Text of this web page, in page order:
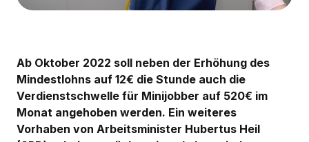
Ab Oktober 2022 soll neben der Erhöhung des
Mindestlohns auf 12€ die Stunde auch die
Verdienstschwelle für Minijobber auf 520€ im
Monat angehoben werden. Ein weiteres
Vorhaben von Arbeitsminister Hubertus Heil